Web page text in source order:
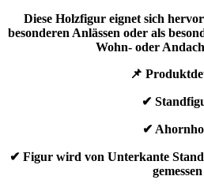
Diese Holzfigur eignet sich
besonderen Anlässen oder als
Wohn- oder
📌
✔
✔
✔ Figur wird von Unterkante
gemessen